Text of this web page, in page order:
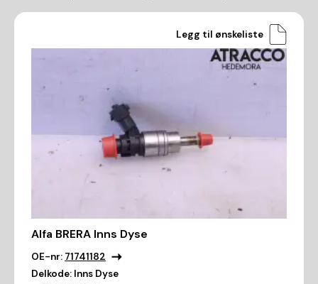
Legg til ønskeliste
Alfa BRERA Inns Dyse
OE-nr: 71741182
Delkode: Inns Dyse